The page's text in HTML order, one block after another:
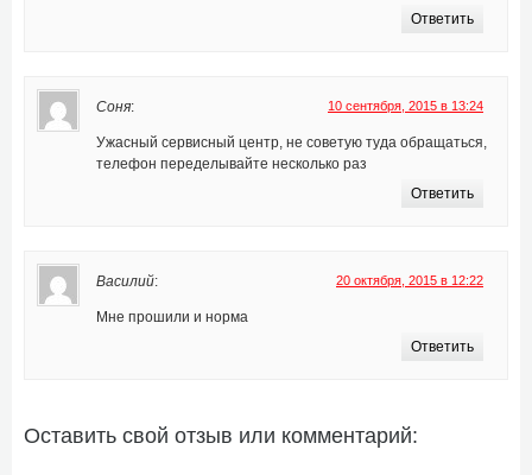
Ответить
Соня: 10 сентября, 2015 в 13:24
Ужасный сервисный центр, не советую туда обращаться,
телефон переделывайте несколько раз
Ответить
Василий: 20 октября, 2015 в 12:22
Мне прошили и норма
Ответить
Оставить свой отзыв или комментарий: